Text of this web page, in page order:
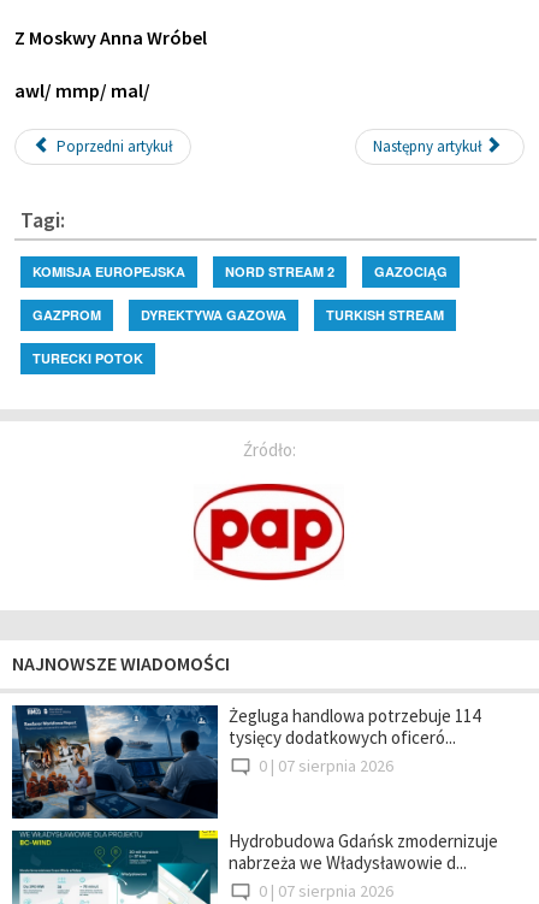
Z Moskwy Anna Wróbel
awl/ mmp/ mal/
Poprzedni artykuł Następny artykuł
Tagi:
KOMISJA EUROPEJSKA NORD STREAM 2 GAZOCIĄG
GAZPROM DYREKTYWA GAZOWA TURKISH STREAM
TURECKI POTOK
Źródło:
NAJNOWSZE WIADOMOŚCI
Żegluga handlowa potrzebuje 114
tysięcy dodatkowych oficeró...
0 | 07 sierpnia 2026
Hydrobudowa Gdańsk zmodernizuje
nabrzeża we Władysławowie d...
0 | 07 sierpnia 2026